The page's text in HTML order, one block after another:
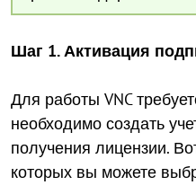
Шаг 1. Активация
Для работы VNC
необходимо создать
получения лицензии.
которых вы можете